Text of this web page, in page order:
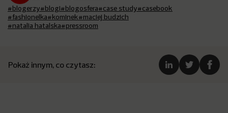
#blogerzy#blogi#blogosfera#case study#casebook
#fashionelka#kominek#maciej budzich
#natalia hatalska#pressroom
Pokaż innym, co czytasz: